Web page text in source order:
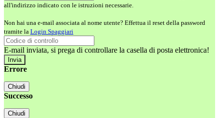
all'indirizzo indicato con le istruzioni necessarie.
Non hai una e-mail associata al nome utente? Effettua il reset della password
tramite la Login Spaggiari
E-mail inviata, si prega di controllare la casella di posta elettronica!
Errore
Chiudi
Successo
Chiudi